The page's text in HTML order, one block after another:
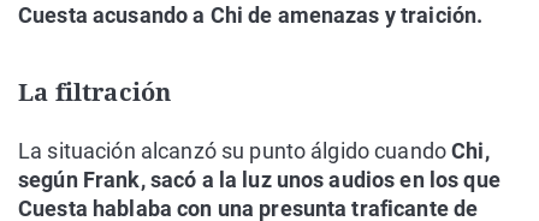
Cuesta acusando a Chi de amenazas y traición.
La filtración
La situación alcanzó su punto álgido cuandoChi,
según Frank, sacó a la luz unos audios en los que
Cuesta hablaba con una presunta traficante de